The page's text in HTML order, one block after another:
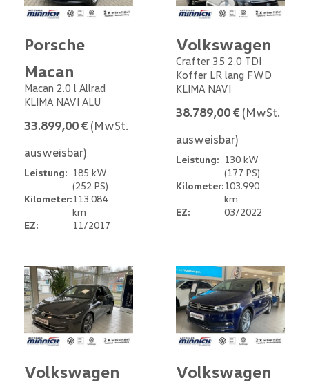
Porsche
Macan
Macan 2.0 l Allrad
KLIMA NAVI ALU
33.899,00 € (MwSt.
ausweisbar)
Leistung: 185 kW
(252 PS)
Kilometer:113.084
km
EZ:
11/2017
Volkswagen
Crafter 35 2.0 TDI
Koffer LR lang FWD
KLIMA NAVI
38.789,00 € (MwSt.
ausweisbar)
Leistung: 130 kW
(177 PS)
Kilometer:103.990
km
EZ:
03/2022
Volkswagen
Volkswagen